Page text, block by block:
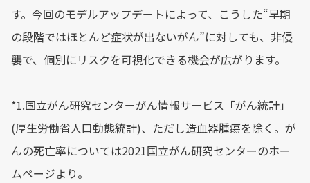
す。今回のモデルアップデートによって、こうした“早期
の段階ではほとんど症状が出ないがん”に対しても、非侵
襲で、個別にリスクを可視化できる機会が広がります。
*1.国立がん研究センターがん情報サービス「がん統計」
(厚生労働省人口動態統計)、ただし造血器腫瘍を除く。が
んの死亡率については2021国立がん研究センターのホー
ムページより。